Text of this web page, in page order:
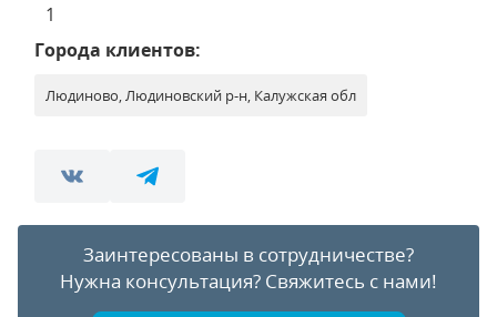
1
Города клиентов:
Людиново, Людиновский р-н, Калужская обл
Заинтересованы в сотрудничестве?
Нужна консультация? Свяжитесь с нами!